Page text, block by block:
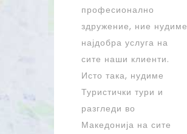
професионално
здружение, ние нудиме
најдобра услуга на
сите наши клиенти.
Исто така, нудиме
Туристички тури и
разгледи во
Македонија на сите